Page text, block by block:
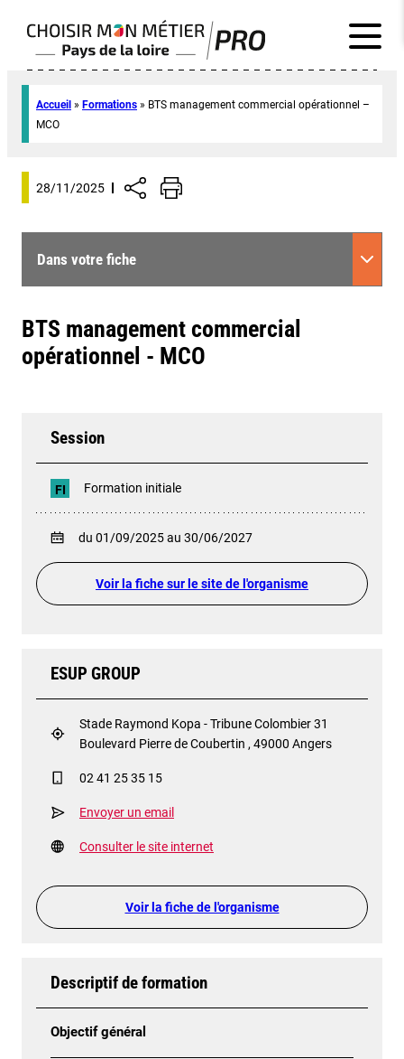
Accueil » Formations » BTS management commercial opérationnel –
MCO
28/11/2025
Dans votre fiche
BTS management commercial
opérationnel - MCO
Session
FI Formation initiale
du 01/09/2025 au 30/06/2027
Voir la fiche sur le site de l'organisme
ESUP GROUP
Stade Raymond Kopa - Tribune Colombier 31
Boulevard Pierre de Coubertin , 49000 Angers
02 41 25 35 15
Envoyer un email
Consulter le site internet
Voir la fiche de l'organisme
Descriptif de formation
Objectif général